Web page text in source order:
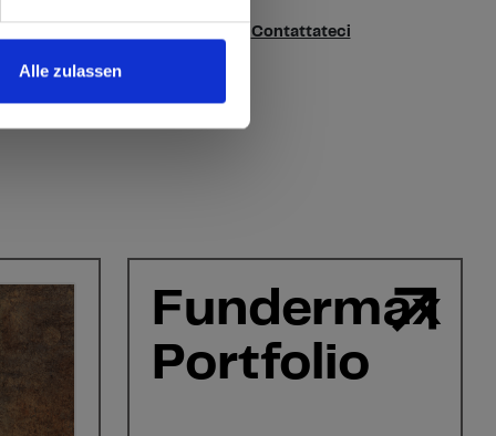
Alle zulassen
Contattateci
Fundermax
Portfolio